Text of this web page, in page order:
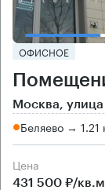
ОФИСНОЕ
Москва,
Беляево → 1.21
Цена
431 500 ₽/кв.м